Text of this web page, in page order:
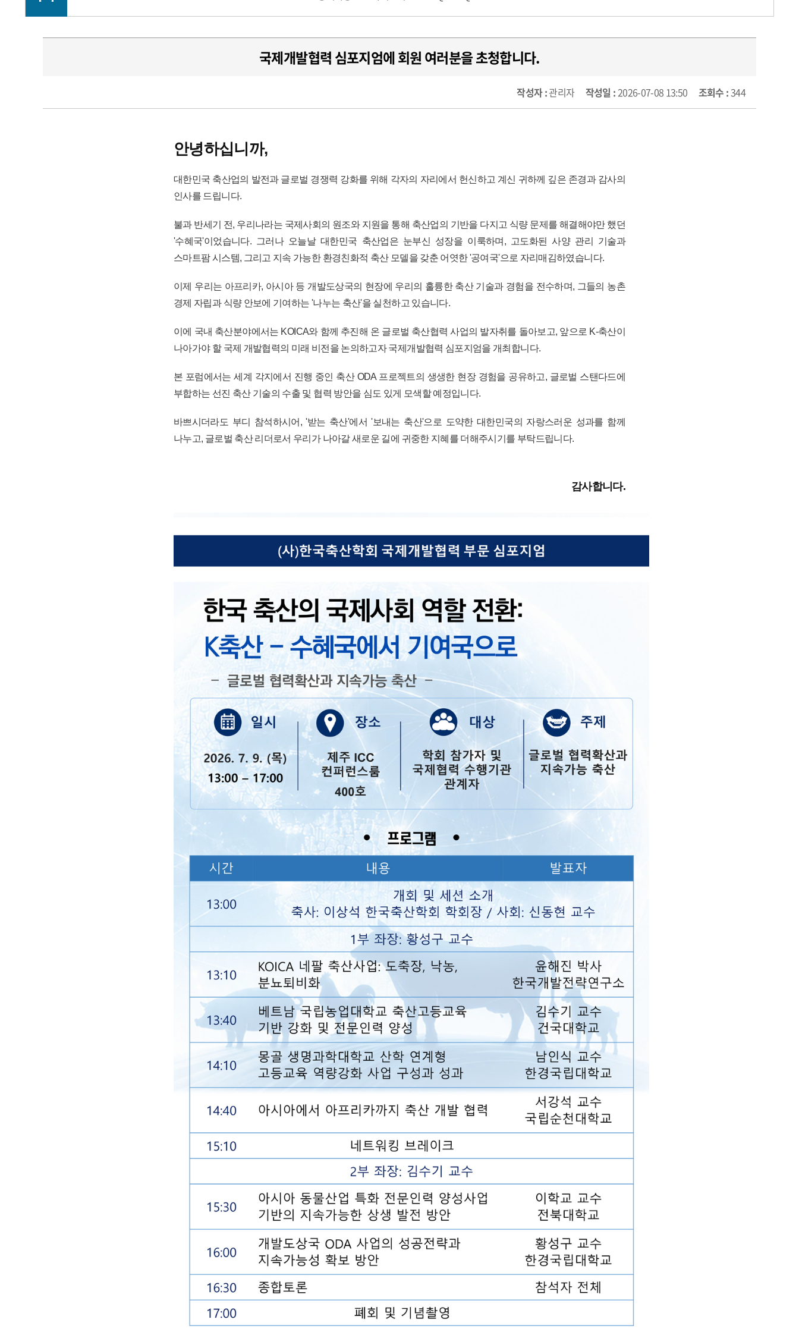
국제개발협력 심포지엄에 회원 여러분을 초청합니다.
작성자 :관리자 작성일 :2026-07-08 13:50 조회수 :344
안녕하십니까,
대한민국 축산업의 발전과 글로벌 경쟁력 강화를 위해 각자의 자리에서 헌신하고 계신 귀하께 깊은 존경과 감사의
인사를 드립니다.
불과 반세기 전, 우리나라는 국제사회의 원조와 지원을 통해 축산업의 기반을 다지고 식량 문제를 해결해야만 했던
'수혜국'이었습니다. 그러나 오늘날 대한민국 축산업은 눈부신 성장을 이룩하며, 고도화된 사양 관리 기술과
스마트팜 시스템, 그리고 지속 가능한 환경친화적 축산 모델을 갖춘 어엿한 '공여국'으로 자리매김하였습니다.
이제 우리는 아프리카, 아시아 등 개발도상국의 현장에 우리의 훌륭한 축산 기술과 경험을 전수하며, 그들의 농촌
경제 자립과 식량 안보에 기여하는 '나누는 축산'을 실천하고 있습니다.
이에 국내 축산분야에서는 KOICA와 함께 추진해 온 글로벌 축산협력 사업의 발자취를 돌아보고, 앞으로 K-축산이
나아가야 할 국제 개발협력의 미래 비전을 논의하고자 국제개발협력 심포지엄을 개최합니다.
본 포럼에서는 세계 각지에서 진행 중인 축산 ODA 프로젝트의 생생한 현장 경험을 공유하고, 글로벌 스탠다드에
부합하는 선진 축산 기술의 수출 및 협력 방안을 심도 있게 모색할 예정입니다.
바쁘시더라도 부디 참석하시어, '받는 축산'에서 '보내는 축산'으로 도약한 대한민국의 자랑스러운 성과를 함께
나누고, 글로벌 축산 리더로서 우리가 나아갈 새로운 길에 귀중한 지혜를 더해주시기를 부탁드립니다.
감사합니다.